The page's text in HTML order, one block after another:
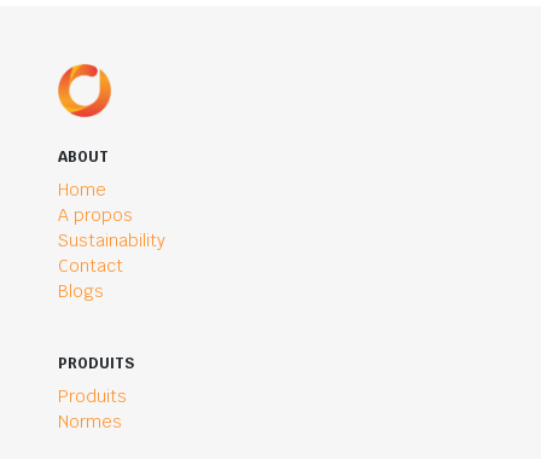
ABOUT
Home
A propos
Sustainability
Contact
Blogs
PRODUITS
Produits
Normes